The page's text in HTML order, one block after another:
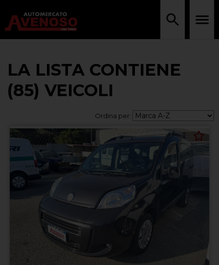
LA LISTA CONTIENE
(85) VEICOLI
Ordina per: